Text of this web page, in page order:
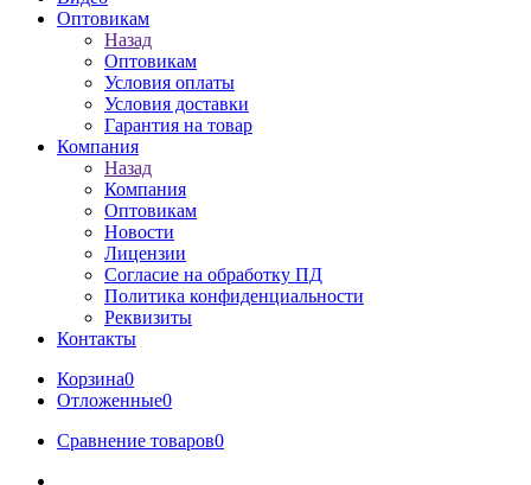
Оптовикам
Назад
Оптовикам
Условия оплаты
Условия доставки
Гарантия на товар
Компания
Назад
Компания
Оптовикам
Новости
Лицензии
Согласие на обработку ПД
Политика конфиденциальности
Реквизиты
Контакты
Корзина0
Отложенные0
Сравнение товаров0